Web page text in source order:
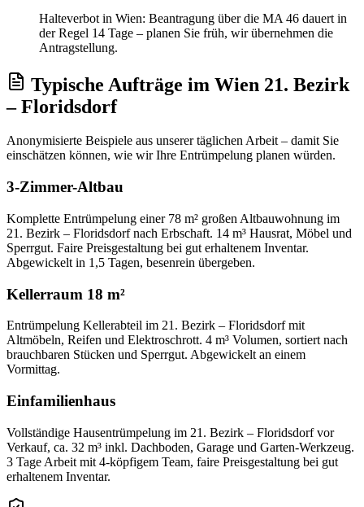
Halteverbot in Wien: Beantragung über die MA 46 dauert in
der Regel 14 Tage – planen Sie früh, wir übernehmen die
Antragstellung.
Typische Aufträge im Wien 21. Bezirk
– Floridsdorf
Anonymisierte Beispiele aus unserer täglichen Arbeit – damit Sie
einschätzen können, wie wir Ihre Entrümpelung planen würden.
3-Zimmer-Altbau
Komplette Entrümpelung einer 78 m² großen Altbauwohnung im
21. Bezirk – Floridsdorf nach Erbschaft. 14 m³ Hausrat, Möbel und
Sperrgut. Faire Preisgestaltung bei gut erhaltenem Inventar.
Abgewickelt in 1,5 Tagen, besenrein übergeben.
Kellerraum 18 m²
Entrümpelung Kellerabteil im 21. Bezirk – Floridsdorf mit
Altmöbeln, Reifen und Elektroschrott. 4 m³ Volumen, sortiert nach
brauchbaren Stücken und Sperrgut. Abgewickelt an einem
Vormittag.
Einfamilienhaus
Vollständige Hausentrümpelung im 21. Bezirk – Floridsdorf vor
Verkauf, ca. 32 m³ inkl. Dachboden, Garage und Garten-Werkzeug.
3 Tage Arbeit mit 4-köpfigem Team, faire Preisgestaltung bei gut
erhaltenem Inventar.